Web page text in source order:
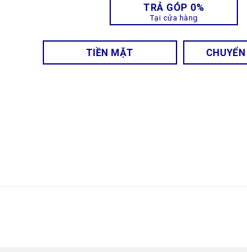
TRẢ GÓP 0%
Tại cửa hàng
TIỀN MẶT